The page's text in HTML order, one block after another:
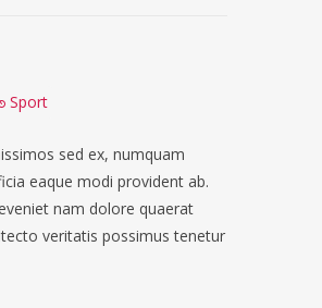
Sport
sed ex, numquam
eaque modi provident ab.
nam dolore quaerat
veritatis possimus tenetur